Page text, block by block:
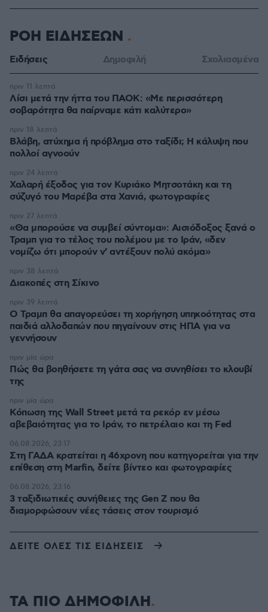
ΡΟΗ ΕΙΔΗΣΕΩΝ
Ειδήσεις Δημοφιλή Σχολιασμένα
Λίσι μετά την ήττα του ΠΑΟΚ: «Με περισσότερη
σοβαρότητα θα παίρναμε κάτι καλύτερο»
πριν 11 λεπτά
Βλάβη, ατύχημα ή πρόβλημα στο ταξίδι; Η κάλυψη που
πολλοί αγνοούν
πριν 18 λεπτά
Χαλαρή έξοδος για τον Κυριάκο Μητσοτάκη και τη
σύζυγό του Μαρέβα στα Χανιά, φωτογραφίες
πριν 24 λεπτά
«Θα μπορούσε να συμβεί σύντομα»: Αισιόδοξος ξανά ο
Τραμπ για το τέλος του πολέμου με το Ιράν, «δεν
νομίζω ότι μπορούν ν' αντέξουν πολύ ακόμα»
πριν 27 λεπτά
Διακοπές στη Σίκινο
πριν 38 λεπτά
Ο Τραμπ θα απαγορεύσει τη χορήγηση υπηκοότητας στα
παιδιά αλλοδαπών που πηγαίνουν στις ΗΠΑ για να
γεννήσουν
πριν 39 λεπτά
Πώς θα βοηθήσετε τη γάτα σας να συνηθίσει το κλουβί
της
πριν μία ώρα
Κόπωση της Wall Street μετά τα ρεκόρ εν μέσω
αβεβαιότητας για το Ιράν, το πετρέλαιο και τη Fed
πριν μία ώρα
Στη ΓΑΔΑ κρατείται η 46χρονη που κατηγορείται για την
επίθεση στη Marfin, δείτε βίντεο και φωτογραφίες
06.08.2026, 23:17
3 ταξιδιωτικές συνήθειες της Gen Z που θα
διαμορφώσουν νέες τάσεις στον τουρισμό
06.08.2026, 23:16
ΔΕΙΤΕ ΟΛΕΣ ΤΙΣ ΕΙΔΗΣΕΙΣ
ΤΑ ΠΙΟ ΔΗΜΟΦΙΛΗ